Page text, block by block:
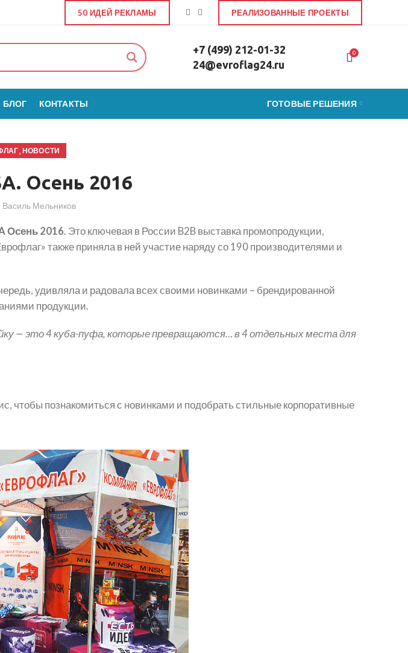
50 ИДЕЙ РЕКЛАМЫ РЕАЛИЗОВАННЫЕ ПРОЕКТЫ
+7 (499) 212-01-32
24@evroflag24.ru
0
БЛОГ КОНТАКТЫ ГОТОВЫЕ РЕШЕНИЯ
, НОВОСТИ
Осень 2016
Василь Мельников
Осень 2016. Это ключевая в России B2B выставка промопродукции,
также приняла в ней участие наряду со 190 производителями и
удивляла и радовала всех своими новинками – брендированной
продукции.
— это 4 куба-пуфа, которые превращаются… в 4 отдельных места для
чтобы познакомиться с новинками и подобрать стильные корпоративные